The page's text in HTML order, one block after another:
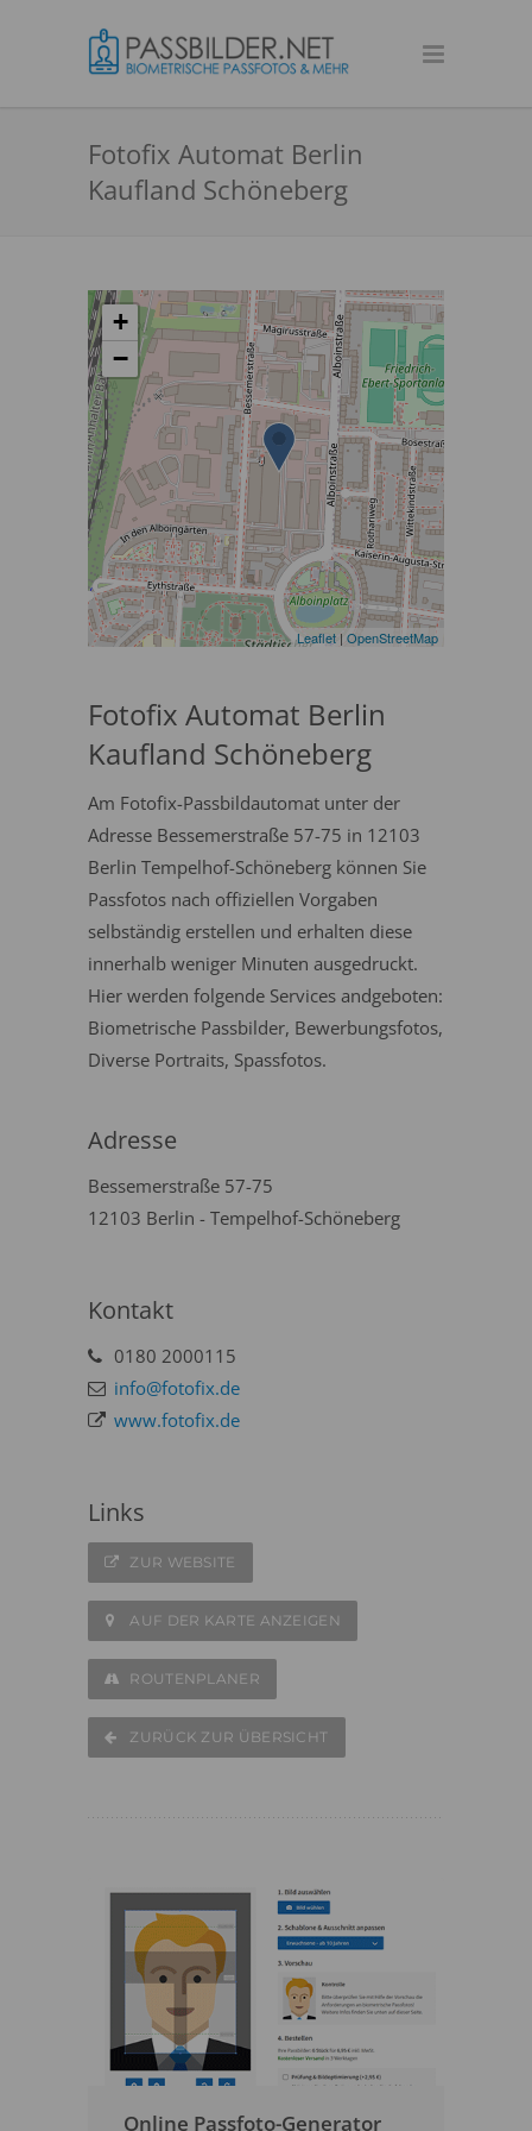
Fotofix Automat Berlin
Kaufland Schöneberg
+
−
Leaflet | OpenStreetMap
Fotofix Automat Berlin
Kaufland Schöneberg
Am Fotofix-Passbildautomat unter der
Adresse Bessemerstraße 57-75 in 12103
Berlin Tempelhof-Schöneberg können Sie
Passfotos nach offiziellen Vorgaben
selbständig erstellen und erhalten diese
innerhalb weniger Minuten ausgedruckt.
Hier werden folgende Services andgeboten:
Biometrische Passbilder, Bewerbungsfotos,
Diverse Portraits, Spassfotos.
Adresse
Bessemerstraße 57-75
12103 Berlin - Tempelhof-Schöneberg
Kontakt
0180 2000115
info@fotofix.de
www.fotofix.de
Links
ZUR WEBSITE
AUF DER KARTE ANZEIGEN
ROUTENPLANER
ZURÜCK ZUR ÜBERSICHT
Online Passfoto-Generator